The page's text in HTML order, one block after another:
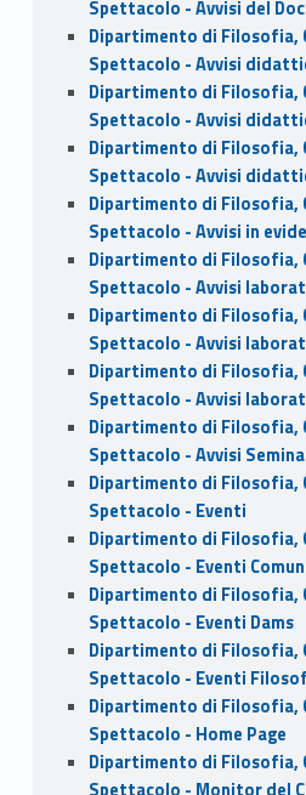
Spettacolo - Avvisi del
Dipartimento di Filosofia,
Spettacolo - Avvisi
Dipartimento di Filosofia,
Spettacolo - Avvisi
Dipartimento di Filosofia,
Spettacolo - Avvisi
Dipartimento di Filosofia,
Spettacolo - Avvisi in
Dipartimento di Filosofia,
Spettacolo - Avvisi
Dipartimento di Filosofia,
Spettacolo - Avvisi
Dipartimento di Filosofia,
Spettacolo - Avvisi
Dipartimento di Filosofia,
Spettacolo - Avvisi
Dipartimento di Filosofia,
Spettacolo - Eventi
Dipartimento di Filosofia,
Spettacolo - Eventi
Dipartimento di Filosofia,
Spettacolo - Eventi Dams
Dipartimento di Filosofia,
Spettacolo - Eventi
Dipartimento di Filosofia,
Spettacolo - Home Page
Dipartimento di Filosofia,